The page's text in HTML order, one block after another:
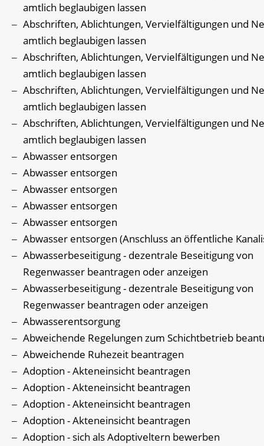
amtlich beglaubigen lassen
Abschriften, Ablichtungen, Vervielfältigungen und
amtlich beglaubigen lassen
Abschriften, Ablichtungen, Vervielfältigungen und
amtlich beglaubigen lassen
Abschriften, Ablichtungen, Vervielfältigungen und
amtlich beglaubigen lassen
Abschriften, Ablichtungen, Vervielfältigungen und
amtlich beglaubigen lassen
Abwasser entsorgen
Abwasser entsorgen
Abwasser entsorgen
Abwasser entsorgen
Abwasser entsorgen
Abwasser entsorgen (Anschluss an öffentliche
Abwasserbeseitigung - dezentrale Beseitigung von
Regenwasser beantragen oder anzeigen
Abwasserbeseitigung - dezentrale Beseitigung von
Regenwasser beantragen oder anzeigen
Abwasserentsorgung
Abweichende Regelungen zum Schichtbetrieb
Abweichende Ruhezeit beantragen
Adoption - Akteneinsicht beantragen
Adoption - Akteneinsicht beantragen
Adoption - Akteneinsicht beantragen
Adoption - Akteneinsicht beantragen
Adoption - sich als Adoptiveltern bewerben